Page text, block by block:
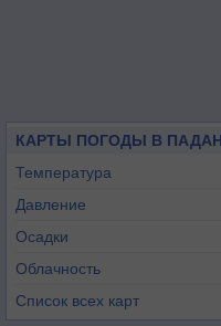
КАРТЫ ПОГОДЫ В
Температура
Давление
Осадки
Облачность
Список всех карт